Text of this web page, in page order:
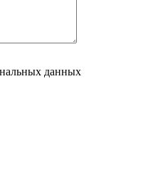
данных